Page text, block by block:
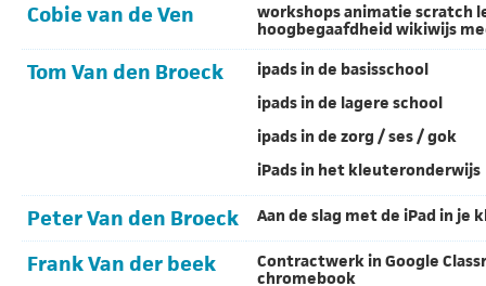
Cobie van de Ven
workshops animatie scratch
hoogbegaafdheid wikiwijs
Tom Van den Broeck
ipads in de basisschool
ipads in de lagere school
ipads in de zorg / ses / gok
iPads in het kleuteronderwijs
Peter Van den Broeck Aan de slag met de iPad in je
Frank Van der beek
Contractwerk in Google
chromebook